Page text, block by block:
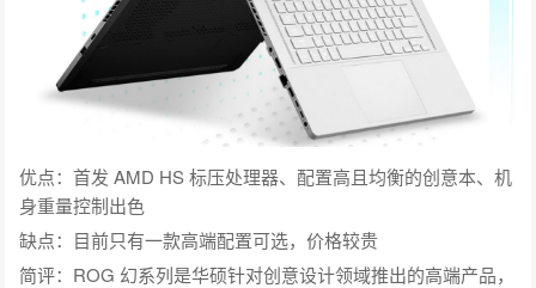
优点：首发 AMD HS 标压处理器、配置高且均衡的创意本、机
身重量控制出色
缺点：目前只有一款高端配置可选，价格较贵
简评：ROG 幻系列是华硕针对创意设计领域推出的高端产品，